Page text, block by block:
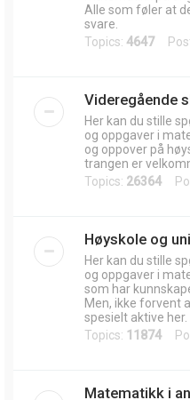
Alle som føler at
svare.
Topics: 4647
Videregående
Her kan du stille
og oppgaver i
og oppover på
trangen er
Topics: 26364
Høyskole og
Her kan du stille
og oppgaver i
som har
Men, ikke forvent
spesielt aktive her.
Topics: 11874
Matematikk i